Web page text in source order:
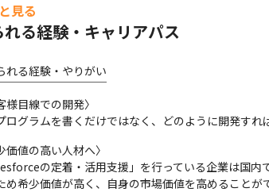
見る
れる経験・キャリアパス
る経験・やりがい
￣￣￣￣￣￣￣￣￣
様目線での開発〉
ログラムを書くだけではなく、どのように開発す
価値の高い人材へ〉
の定着・活用支援」を行っている企業は国内
め希少価値が高く、自身の市場価値を高めることが